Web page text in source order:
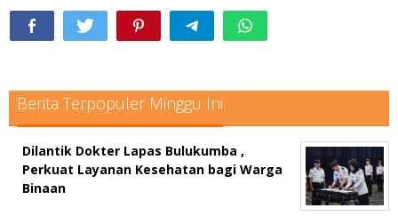
Berita Terpopuler Minggu Ini
Dilantik Dokter Lapas Bulukumba ,
Perkuat Layanan Kesehatan bagi Warga
Binaan